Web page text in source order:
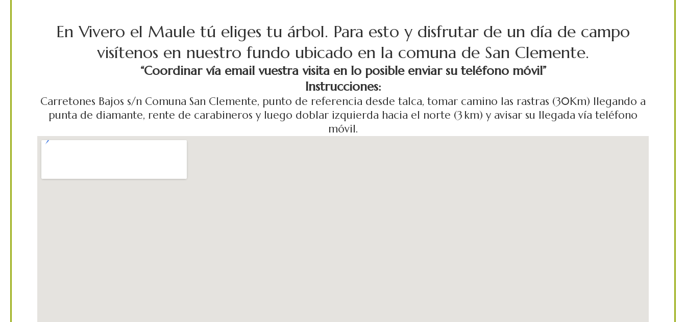
En Vivero el Maule tú eliges tu árbol. Para esto y disfrutar de un día de campo
visítenos en nuestro fundo ubicado en la comuna de San Clemente.
“Coordinar vía email vuestra visita en lo posible enviar su teléfono móvil”
Instrucciones:
Carretones Bajos s/n Comuna San Clemente, punto de referencia desde talca, tomar camino las rastras (30Km) llegando a
punta de diamante, rente de carabineros y luego doblar izquierda hacia el norte (3 km) y avisar su llegada vía teléfono
móvil.